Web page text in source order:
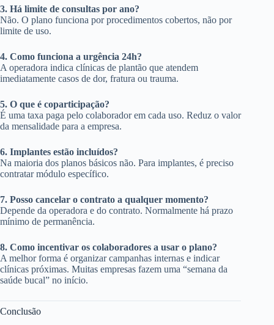
3. Há limite de consultas por ano?
Não. O plano funciona por procedimentos cobertos, não por
limite de uso.
4. Como funciona a urgência 24h?
A operadora indica clínicas de plantão que atendem
imediatamente casos de dor, fratura ou trauma.
5. O que é coparticipação?
É uma taxa paga pelo colaborador em cada uso. Reduz o valor
da mensalidade para a empresa.
6. Implantes estão incluídos?
Na maioria dos planos básicos não. Para implantes, é preciso
contratar módulo específico.
7. Posso cancelar o contrato a qualquer momento?
Depende da operadora e do contrato. Normalmente há prazo
mínimo de permanência.
8. Como incentivar os colaboradores a usar o plano?
A melhor forma é organizar campanhas internas e indicar
clínicas próximas. Muitas empresas fazem uma “semana da
saúde bucal” no início.
Conclusão